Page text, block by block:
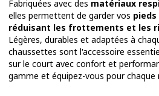
Fabriquées avec des matériaux
elles permettent de garder vos pieds
réduisant les frottements et les
Légères, durables et adaptées à
chaussettes sont l'accessoire
sur le court avec confort et
gamme et équipez-vous pour chaque